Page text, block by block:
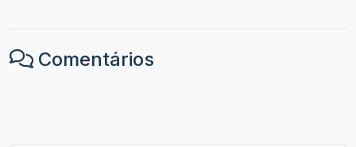
Comentários